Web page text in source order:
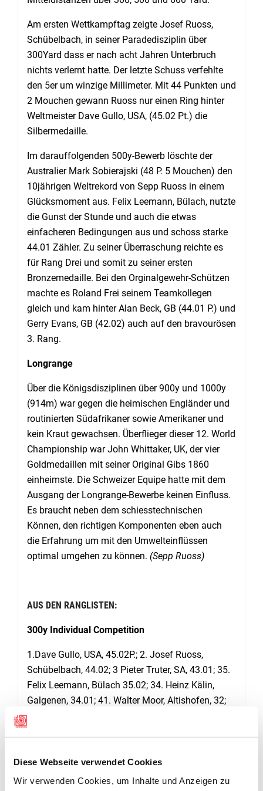
Diese Webseite verwendet Cookies
Wir verwenden Cookies, um Inhalte und Anzeigen zu
Am ersten Wettkampftag zeigte Josef Ruoss,
Schübelbach, in seiner Paradedisziplin über
300Yard dass er nach acht Jahren Unterbruch
nichts verlernt hatte. Der letzte Schuss verfehlte
den 5er um winzige Millimeter. Mit 44 Punkten und
2 Mouchen gewann Ruoss nur einen Ring hinter
Weltmeister Dave Gullo, USA, (45.02 Pt.) die
Silbermedaille.
Im darauffolgenden 500y-Bewerb löschte der
Australier Mark Sobierajski (48 P. 5 Mouchen) den
10jährigen Weltrekord von Sepp Ruoss in einem
Glücksmoment aus. Felix Leemann, Bülach, nutzte
die Gunst der Stunde und auch die etwas
einfacheren Bedingungen aus und schoss starke
44.01 Zähler. Zu seiner Überraschung reichte es
für Rang Drei und somit zu seiner ersten
Bronzemedaille. Bei den Orginalgewehr-Schützen
machte es Roland Frei seinem Teamkollegen
gleich und kam hinter Alan Beck, GB (44.01 P.) und
Gerry Evans, GB (42.02) auch auf den bravourösen
3. Rang.
Longrange
Über die Königsdisziplinen über 900y und 1000y
(914m) war gegen die heimischen Engländer und
routinierten Südafrikaner sowie Amerikaner und
kein Kraut gewachsen. Überflieger dieser 12. World
Championship war John Whittaker, UK, der vier
Goldmedaillen mit seiner Original Gibs 1860
einheimste. Die Schweizer Equipe hatte mit dem
Ausgang der Longrange-Bewerbe keinen Einfluss.
Es braucht neben dem schiesstechnischen
Können, den richtigen Komponenten eben auch
die Erfahrung um mit den Umwelteinflüssen
optimal umgehen zu können. (Sepp Ruoss)
AUS DEN RANGLISTEN:
300y Individual Competition
1.Dave Gullo, USA, 45.02P.; 2. Josef Ruoss,
Schübelbach, 44.02; 3 Pieter Truter, SA, 43.01; 35.
Felix Leemann, Bülach 35.02; 34. Heinz Kälin,
Galgenen, 34.01; 41. Walter Moor, Altishofen, 32;
Madiswil, 36.01; 8. Roland Frei, Würenlos, 36.
500y Individual Competition